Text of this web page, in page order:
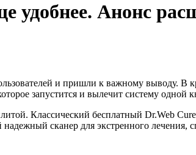
удобнее. Анонс
и пришли к важному выводу. В
запустится и вылечит систему одной
Классический бесплатный Dr.Web
сканер для экстренного лечения,